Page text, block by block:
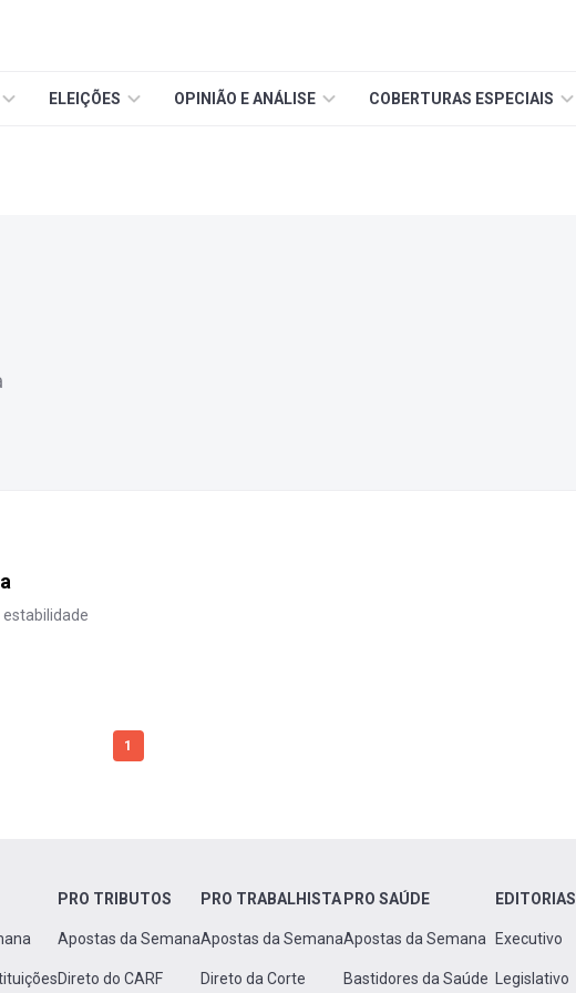
ELEIÇÕES OPINIÃO E ANÁLISE COBERTURAS ESPECIAIS
1
PRO TRIBUTOS
Apostas da Semana
Direto do CARF
PRO TRABALHISTA
Apostas da Semana
Direto da Corte
PRO SAÚDE
Apostas da Semana
Bastidores da Saúde
EDITORIAS
Executivo
Legislativo